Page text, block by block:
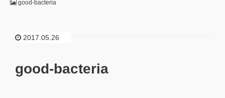
good-bacteria
2017.05.26
good-bacteria